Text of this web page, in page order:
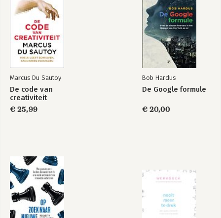
Over het managen van kritieke situaties
Over shiatsu-massage en het smelten van aluminium
Over management en 'handwerk'
Bent u een peoplemanager?
Gecertificeerde realiteit?
Het familiegeheim
Over lekke stoomafsluiters en vertrouwen, ofwel over het ja-
woord bij projecten
Management - tussen targets en vertrouwen
Projectmanagement, over gekke jongens en een dorpspastoor
Over een verloren gevecht aan de Somme, en over beter
DEEL 2
MAATSCHAPPIJ
Hoe meer shit, hoe groter de hoop
Marcus Du Sautoy
De code van
creativiteit
€ 25,99
Bob Hardus
De Google formule
€ 20,00